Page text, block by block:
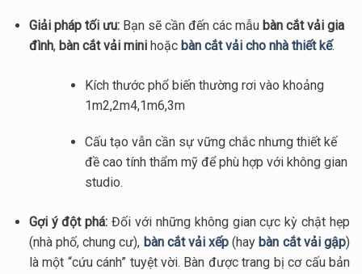
Giải pháp tối ưu:Bạn sẽ cần đến các mẫu bàn cắt vải gia
đình, bàn cắt vải minihoặc bàn cắt vải cho nhà thiết kế.
Kích thước phổ biến thường rơi vào khoảng
1m2,2m4,1m6,3m
Cấu tạo vẫn cần sự vững chắc nhưng thiết kế
đề cao tính thẩm mỹ để phù hợp với không gian
studio.
Gợi ý đột phá: Đối với những không gian cực kỳ chật hẹp
(nhà phố, chung cư), bàn cắt vải xếp (hay bàn cắt vải gập)
là một “cứu cánh” tuyệt vời. Bàn được trang bị cơ cấu bản